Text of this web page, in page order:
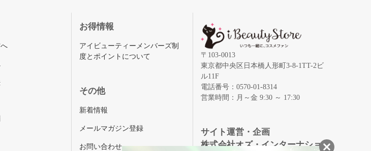
お得情報
アイビューティーメンバーズ制
度とポイントについて
その他
新着情報
メールマガジン登録
お問い合わせ
〒103-0013
東京都中央区日本橋人形町3-8-1TT-2ビ
ル11F
電話番号：0570-01-8314
営業時間：月～金 9:30 ～ 17:30
サイト運営・企画
株式会社オズ・インターナショ